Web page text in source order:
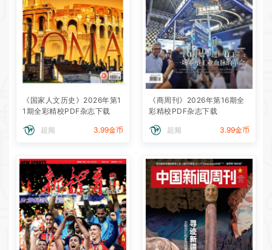
《国家人文历史》2026年第1
1期全彩精校PDF杂志下载
超频 3.99金币
《商周刊》2026年第16期全
彩精校PDF杂志下载
超频 3.99金币